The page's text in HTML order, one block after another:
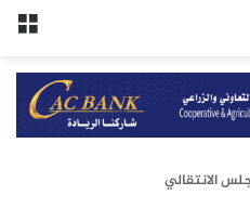
الانتقالي